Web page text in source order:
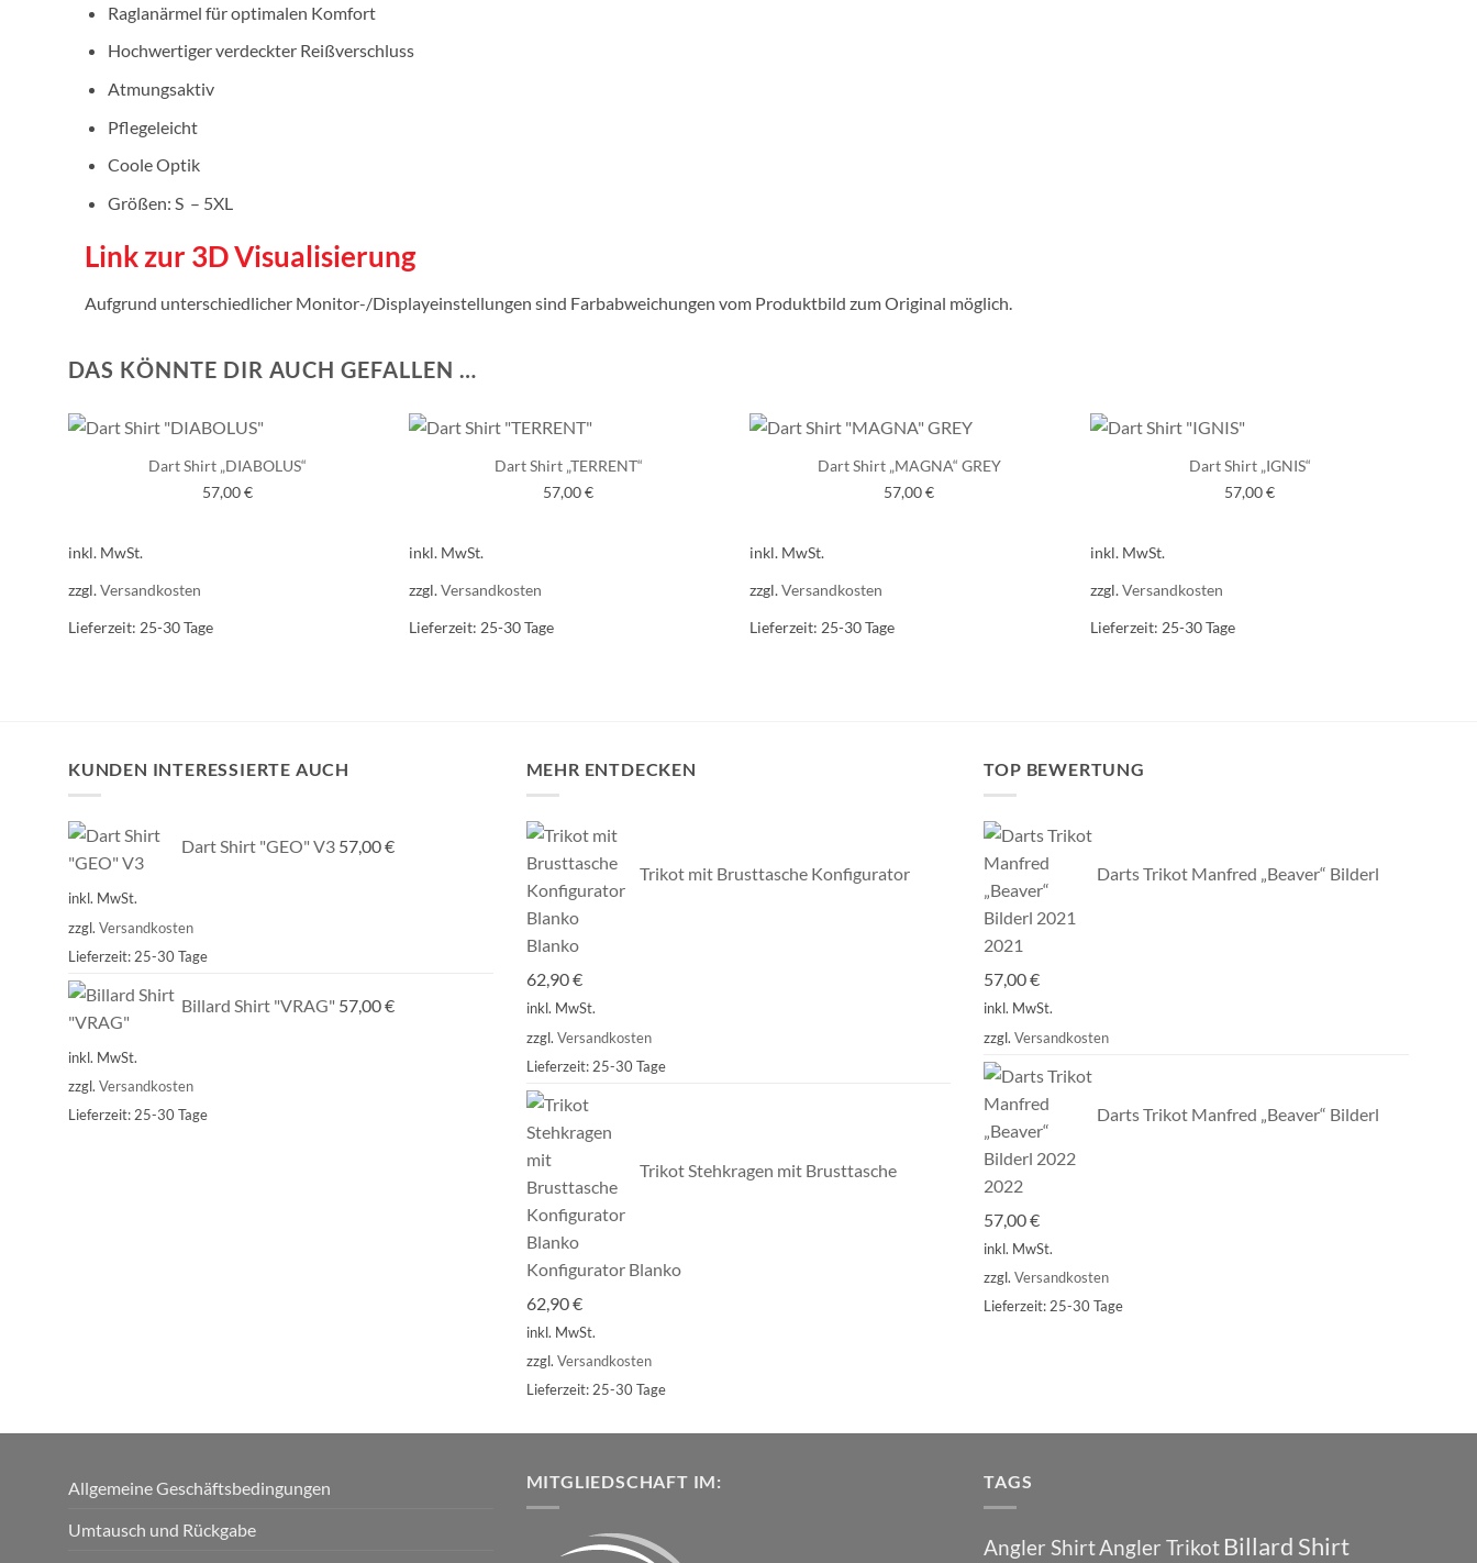
Raglanärmel für optimalen Komfort
Hochwertiger verdeckter Reißverschluss
Atmungsaktiv
Pflegeleicht
Coole Optik
Größen: S – 5XL
Link zur 3D Visualisierung
Aufgrund unterschiedlicher Monitor-/Displayeinstellungen sind Farbabweichungen vom Produktbild zum Original möglich.
DAS KÖNNTE DIR AUCH GEFALLEN …
Dart Shirt „DIABOLUS“
57,00€
inkl. MwSt.
zzgl.Versandkosten
Lieferzeit: 25-30 Tage
Dart Shirt „TERRENT“
57,00€
inkl. MwSt.
zzgl.Versandkosten
Lieferzeit: 25-30 Tage
Dart Shirt „MAGNA“ GREY
57,00€
inkl. MwSt.
zzgl.Versandkosten
Lieferzeit: 25-30 Tage
Dart Shirt „IGNIS“
57,00€
inkl. MwSt.
zzgl.Versandkosten
Lieferzeit: 25-30 Tage
KUNDEN INTERESSIERTE AUCH
Dart Shirt "GEO" V3 57,00€
inkl. MwSt.
zzgl. Versandkosten
Lieferzeit: 25-30 Tage
Billard Shirt "VRAG" 57,00€
inkl. MwSt.
zzgl. Versandkosten
Lieferzeit:25-30 Tage
MEHR ENTDECKEN
Trikot mit Brusttasche Konfigurator
Blanko
62,90€
inkl. MwSt.
zzgl. Versandkosten
Lieferzeit: 25-30 Tage
Trikot Stehkragen mit Brusttasche
Konfigurator Blanko
62,90€
inkl. MwSt.
zzgl. Versandkosten
Lieferzeit:25-30 Tage
TOP BEWERTUNG
Darts Trikot Manfred „Beaver“ Bilderl
2021
57,00€
inkl. MwSt.
zzgl.Versandkosten
Darts Trikot Manfred „Beaver“ Bilderl
2022
57,00€
inkl. MwSt.
zzgl.Versandkosten
Lieferzeit:25-30 Tage
Allgemeine Geschäftsbedingungen
Umtausch und Rückgabe
MITGLIEDSCHAFT IM: TAGS
Angler ShirtAngler Trikot Billard Shirt